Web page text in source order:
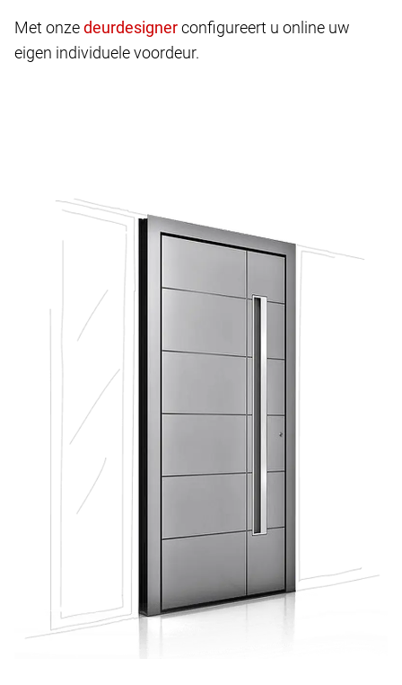
Met onze
configureert u online uw
eigen individuele voordeur.